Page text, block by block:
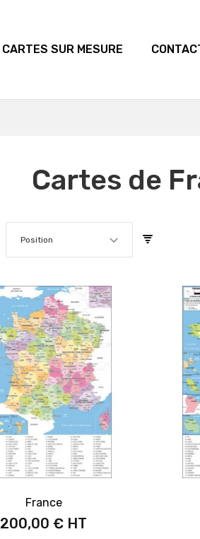
CARTES SUR MESURE
Cartes de
Position
France
200,00 €